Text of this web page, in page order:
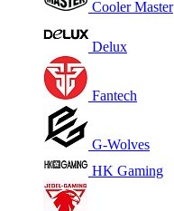
Cooler Master
Delux
Fantech
G-Wolves
HK Gaming